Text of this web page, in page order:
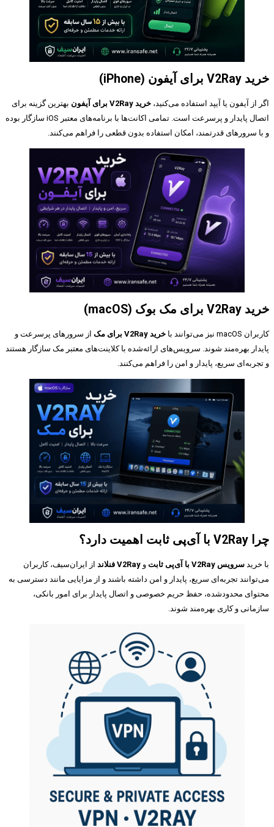
خرید V2Ray برای آیفون (iPhone)
اگر از آیفون یا آیپد استفاده می‌کنید، خرید V2Ray برای آیفون
بهترین گزینه برای
اتصال پایدار و پرسرعت است. تمامی اکانت‌ها با برنامه‌های معتبر iOS سازگار بوده
و با سرورهای قدرتمند، امکان استفاده بدون قطعی را فراهم می‌کنند.
خرید V2Ray برای مک بوک (macOS)
کاربران macOS نیز می‌توانند با خرید V2Ray برای مک
از سرورهای پرسرعت و
پایدار بهره‌مند شوند. سرویس‌های ارائه‌شده با کلاینت‌های معتبر مک سازگار هستند
و تجربه‌ای سریع، پایدار و امن را فراهم می‌کنند.
چرا V2Ray با آی‌پی ثابت اهمیت دارد؟
با خرید سرویس V2Ray با آی‌پی ثابت و V2Ray فنلاند
از ایران‌سیف، کاربران
می‌توانند تجربه‌ای سریع، پایدار و امن داشته باشند و از مزایایی مانند دسترسی به
محتوای محدودشده، حفظ حریم خصوصی و اتصال پایدار برای امور بانکی،
سازمانی و کاری بهره‌مند شوند.